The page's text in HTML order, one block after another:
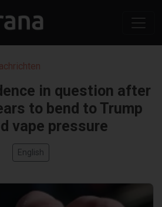
in question after
to bend to Trump
vape pressure
English